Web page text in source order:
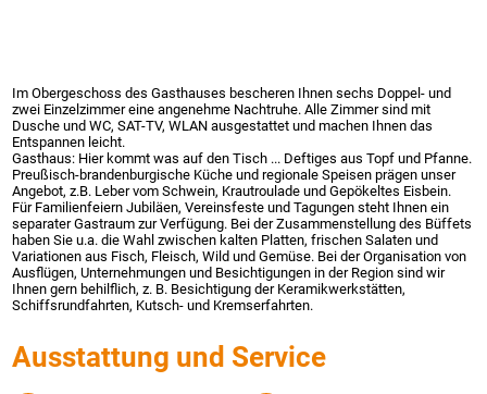
Ausstattung und Service
Im Obergeschoss des Gasthauses bescheren Ihnen sechs Doppel- und
zwei Einzelzimmer eine angenehme Nachtruhe. Alle Zimmer sind mit
Dusche und WC, SAT-TV, WLAN ausgestattet und machen Ihnen das
Entspannen leicht.
Gasthaus: Hier kommt was auf den Tisch ... Deftiges aus Topf und Pfanne.
Preußisch-brandenburgische Küche und regionale Speisen prägen unser
Angebot, z.B. Leber vom Schwein, Krautroulade und Gepökeltes Eisbein.
Für Familienfeiern Jubiläen, Vereinsfeste und Tagungen steht Ihnen ein
separater Gastraum zur Verfügung. Bei der Zusammenstellung des Büffets
haben Sie u.a. die Wahl zwischen kalten Platten, frischen Salaten und
Variationen aus Fisch, Fleisch, Wild und Gemüse. Bei der Organisation von
Ausflügen, Unternehmungen und Besichtigungen in der Region sind wir
Ihnen gern behilflich, z. B. Besichtigung der Keramikwerkstätten,
Schiffsrundfahrten, Kutsch- und Kremserfahrten.